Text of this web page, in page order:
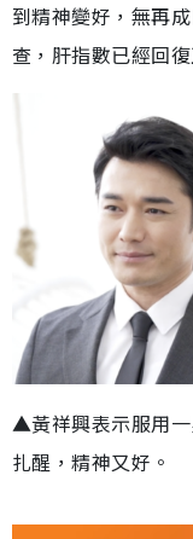
到精神變好，無再
查，肝指數已經回復
▲黃祥興表示服用
扎醒，精神又好。